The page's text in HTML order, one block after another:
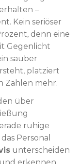
–
Kein seriöser
denn eine
Gegenlicht
sauber
platziert
Zahlen mehr.
über
ruhige
Personal
unterscheiden